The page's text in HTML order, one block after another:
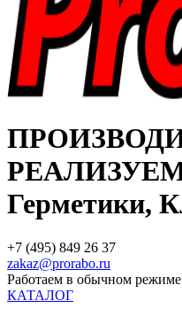
РЕАЛИЗУЕМ
Герметики,
+7 (495) 849 26 37
zakaz@prorabo.ru
Работаем в обычном
КАТАЛОГ